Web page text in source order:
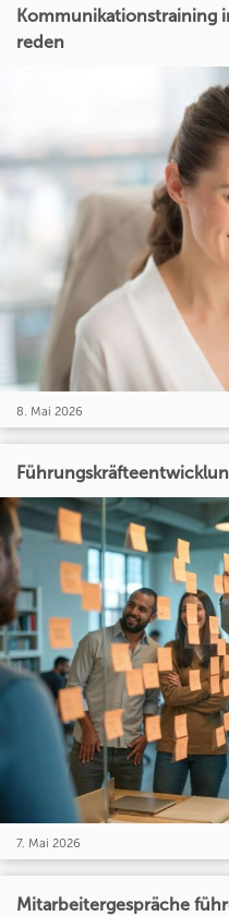
Kommunikationstraining
reden
8. Mai 2026
7. Mai 2026
Mitarbeitergespräche